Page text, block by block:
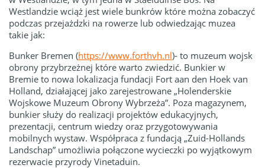
Westlandzie wciąż jest wiele bunkrów które można zobaczyć
podczas przejażdzki na rowerze lub odwiedzając muzea
takie jak:
Bunker Bremen (https://www.forthvh.nl)- to muzeum wojsk
obrony przybrzeżnej które warto zwiedzić. Bunkier w
Bremie to nowa lokalizacja fundacji Fort aan den Hoek van
Holland, działającej jako zarejestrowane „Holenderskie
Wojskowe Muzeum Obrony Wybrzeża”. Poza magazynem,
bunkier służy do realizacji projektów edukacyjnych,
prezentacji, centrum wiedzy oraz przygotowywania
mobilnych wystaw. Współpraca z fundacją „Zuid-Hollands
Landschap” umożliwia połączone wycieczki po wyjątkowym
rezerwacie przyrody Vinetaduin.